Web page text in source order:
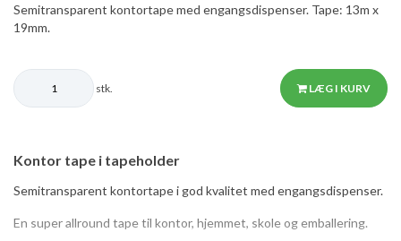
Semitransparent kontortape med engangsdispenser. Tape: 13m x
19mm.
stk. LÆG I KURV
Kontor tape i tapeholder
Semitransparent kontortape i god kvalitet med engangsdispenser.
En super allround tape til kontor, hjemmet, skole og emballering.